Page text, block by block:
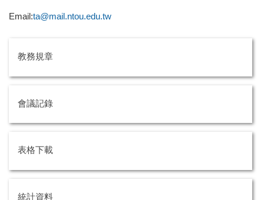
Email:ta@mail.ntou.edu.tw
教務規章
會議記錄
表格下載
統計資料